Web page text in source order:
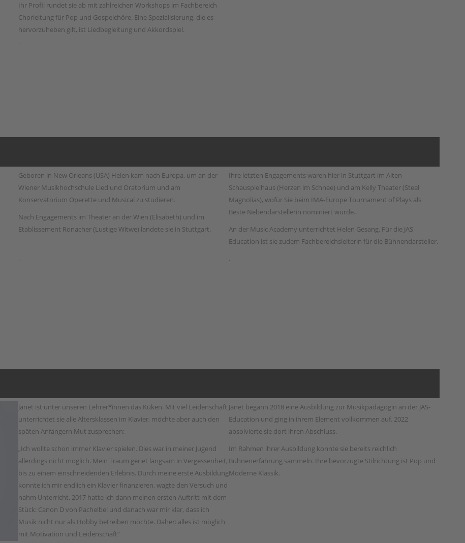
Ihr Profil rundet sie ab mit zahlreichen Workshops im Fachbereich
Chorleitung für Pop und Gospelchöre. Eine Spezialisierung, die es
hervorzuheben gilt, ist Liedbegleitung und Akkordspiel.
.
Geboren in New Orleans (USA) Helen kam nach Europa, um an der
Wiener Musikhochschule Lied und Oratorium und am
Konservatorium Operette und Musical zu studieren.
Nach Engagements im Theater an der Wien (Elisabeth) und im
Etablissement Ronacher (Lustige Witwe) landete sie in Stuttgart.
.
Ihre letzten Engagements waren hier in Stuttgart im Alten
Schauspielhaus (Herzen im Schnee) und am Kelly Theater (Steel
Magnolias), wofür Sie beim IMA-Europe Tournament of Plays als
Beste Nebendarstellerin nominiert wurde..
An der Music Academy unterrichtet Helen Gesang. Für die JAS
Education ist sie zudem Fachbereichsleiterin für die Bühnendarsteller.
.
Janet ist unter unseren Lehrer*innen das Küken. Mit viel Leidenschaft
unterrichtet sie alle Altersklassen im Klavier, möchte aber auch den
späten Anfängern Mut zusprechen:
„Ich wollte schon immer Klavier spielen. Dies war in meiner Jugend
allerdings nicht möglich. Mein Traum geriet langsam in Vergessenheit,
bis zu einem einschneidenden Erlebnis. Durch meine erste Ausbildung
konnte ich mir endlich ein Klavier finanzieren, wagte den Versuch und
nahm Unterricht. 2017 hatte ich dann meinen ersten Auftritt mit dem
Stück: Canon D von Pachelbel und danach war mir klar, dass ich
Musik nicht nur als Hobby betreiben möchte. Daher: alles ist möglich
mit Motivation und Leidenschaft“
Janet begann 2018 eine Ausbildung zur Musikpädagogin an der JAS-
Education und ging in ihrem Element vollkommen auf. 2022
absolvierte sie dort ihren Abschluss.
Im Rahmen ihrer Ausbildung konnte sie bereits reichlich
Bühnenerfahrung sammeln. Ihre bevorzugte Stilrichtung ist Pop und
Moderne Klassik.